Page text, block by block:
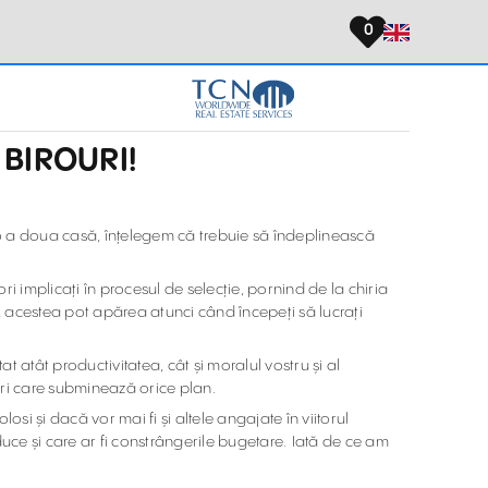
0
doua casă, înțelegem că trebuie să îndeplinească
implicați în procesul de selecție, pornind de la chiria
pot apărea atunci când începeți să lucrați
atât productivitatea, cât și moralul vostru și al
care subminează orice plan.
și dacă vor mai fi și altele angajate în viitorul
și care ar fi constrângerile bugetare. Iată de ce am